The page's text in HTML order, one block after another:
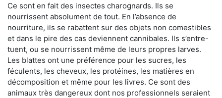
Ce sont en fait des insectes charognards. Ils se
nourrissent absolument de tout. En l’absence de
nourriture, ils se rabattent sur des objets non comestibles
et dans le pire des cas deviennent cannibales. Ils s’entre-
tuent, ou se nourrissent même de leurs propres larves.
Les blattes ont une préférence pour les sucres, les
féculents, les cheveux, les protéines, les matières en
décomposition et même pour les livres. Ce sont des
animaux très dangereux dont nos professionnels seraient